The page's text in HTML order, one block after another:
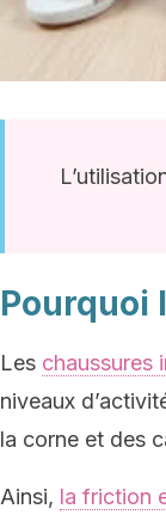
Pourquoi
Les chaussures
niveaux
la corne et des
Ainsi, la friction